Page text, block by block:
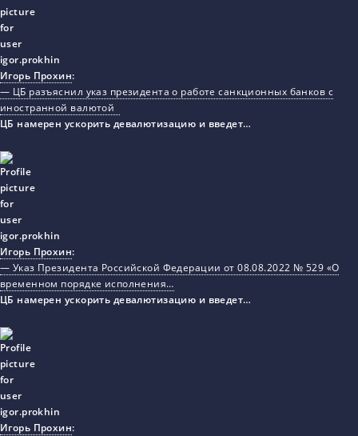
Игорь Прохин:
— ЦБ разъяснил указ президента о работе санкционных банков с
иностранной валютой
ЦБ намерен ускорить девалютизацию и введет…
Игорь Прохин:
— Указ Президента Российской Федерации от 08.08.2022 № 529 «О
временном порядке исполнения…
ЦБ намерен ускорить девалютизацию и введет…
Игорь Прохин: